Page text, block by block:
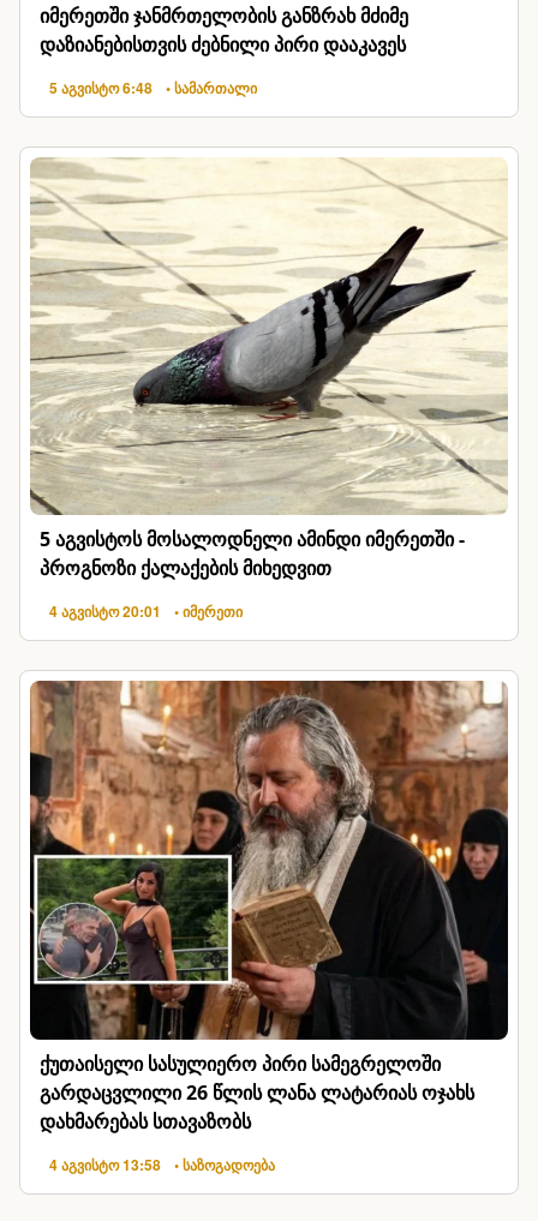
იმერეთში ჯანმრთელობის განზრახ მძიმე
დაზიანებისთვის ძებნილი პირი დააკავეს
5 აგვისტო 6:48 • სამართალი
5 აგვისტოს მოსალოდნელი ამინდი იმერეთში -
პროგნოზი ქალაქების მიხედვით
4 აგვისტო 20:01 • იმერეთი
ქუთაისელი სასულიერო პირი სამეგრელოში
გარდაცვლილი 26 წლის ლანა ლატარიას ოჯახს
დახმარებას სთავაზობს
4 აგვისტო 13:58 • საზოგადოება